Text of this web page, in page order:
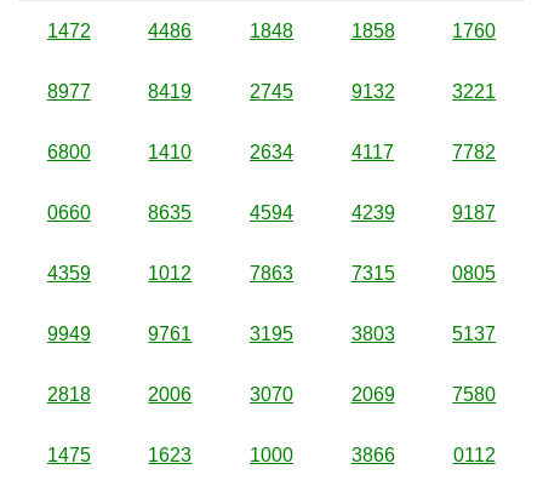
1472 4486 1848 1858 1760
8977 8419 2745 9132 3221
6800 1410 2634 4117 7782
0660 8635 4594 4239 9187
4359 1012 7863 7315 0805
9949 9761 3195 3803 5137
2818 2006 3070 2069 7580
1475 1623 1000 3866 0112